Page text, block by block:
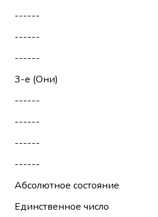
------
------
------
3-е (Они)
------
------
------
------
Абсолютное состояние
Единственное число